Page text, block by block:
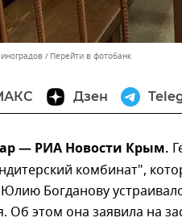
Перейти в фотобанк
Дзен
— РИА Новости Крым.
комбинат",
Богданову
Об этом она заявила на